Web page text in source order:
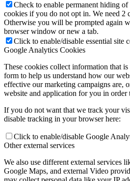
Check to enable permanent hiding of
cookies if you do not opt in. We need 2
Otherwise you will be prompted again
browser window or new a tab.
Click to enable/disable essential site
Google Analytics Cookies
These cookies collect information that is
form to help us understand how our
effective our marketing campaigns are,
website and application for you in order
If you do not want that we track your
disable tracking in your browser here:
Click to enable/disable Google
Other external services
We also use different external services
Google Maps, and external Video